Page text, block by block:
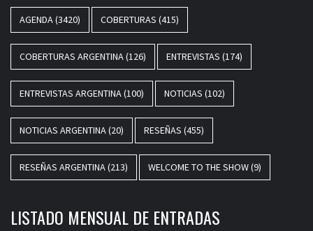
AGENDA(3420) COBERTURAS (415)
COBERTURAS ARGENTINA(126) ENTREVISTAS (174)
ENTREVISTAS ARGENTINA(100) NOTICIAS (102)
NOTICIAS ARGENTINA(20) RESEÑAS (455)
RESEÑAS ARGENTINA(213) WELCOME TO THE SHOW(9)
LISTADO MENSUAL DE ENTRADAS